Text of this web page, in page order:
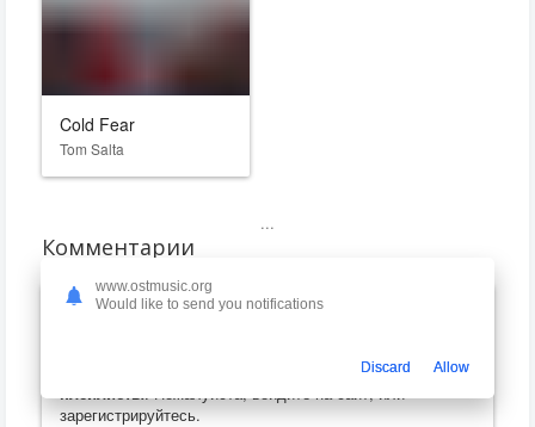
Cold Fear
Tom Salta
...
Комментарии
оценивать, оставлять комментарии, создавать
плейлисты. Пожалуйста, войдите на сайт, или
зарегистрируйтесь.
www.ostmusic.org
Would like to send you notifications
Discard Allow